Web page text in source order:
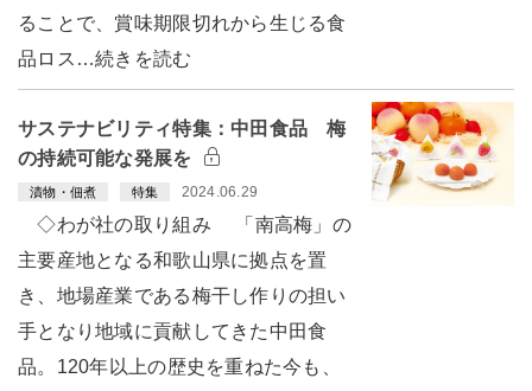
ることで、賞味期限切れから生じる食
品ロス…続きを読む
サステナビリティ特集：中田食品 梅
の持続可能な発展を
漬物・佃煮 特集 2024.06.29
◇わが社の取り組み 「南高梅」の
主要産地となる和歌山県に拠点を置
き、地場産業である梅干し作りの担い
手となり地域に貢献してきた中田食
品。120年以上の歴史を重ねた今も、